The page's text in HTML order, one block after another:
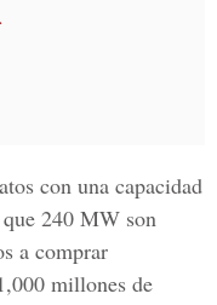
con una capacidad
240 MW son
a comprar
millones de